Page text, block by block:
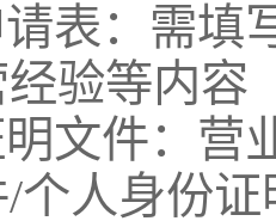
表：需填
验等内容
文件：营
个人身份